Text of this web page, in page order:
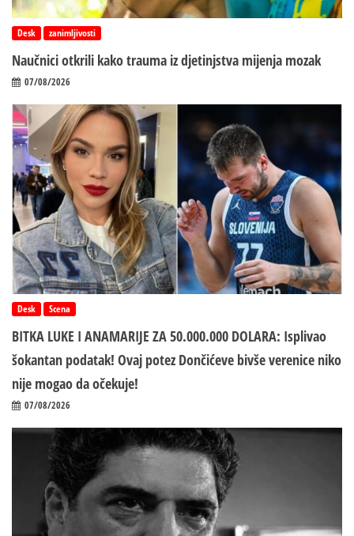
Desk zanimljivosti
Naučnici otkrili kako trauma iz d‌jetinjstva mijenja mozak
07/08/2026
Desk Scena
BITKA LUKE I ANAMARIJE ZA 50.000.000 DOLARA: Isplivao
šokantan podatak! Ovaj potez Dončićeve bivše verenice niko
nije mogao da očekuje!
07/08/2026